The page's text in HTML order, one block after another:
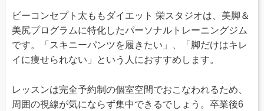
ビーコンセプト太ももダイエット 栄スタジオは、美脚＆
美尻プログラムに特化したパーソナルトレーニングジム
です。「スキニーパンツを履きたい」、「脚だけはキレ
イに痩せられない」という人におすすめします。
レッスンは完全予約制の個室空間でおこなわれるため、
周囲の視線が気にならず集中できるでしょう。卒業後6